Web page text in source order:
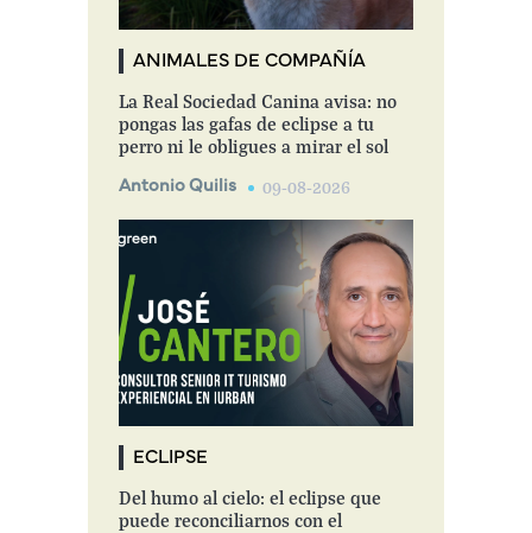
ANIMALES DE COMPAÑÍA
La Real Sociedad Canina avisa: no
pongas las gafas de eclipse a tu
perro ni le obligues a mirar el sol
Antonio Quilis 09-08-2026
ECLIPSE
Del humo al cielo: el eclipse que
puede reconciliarnos con el